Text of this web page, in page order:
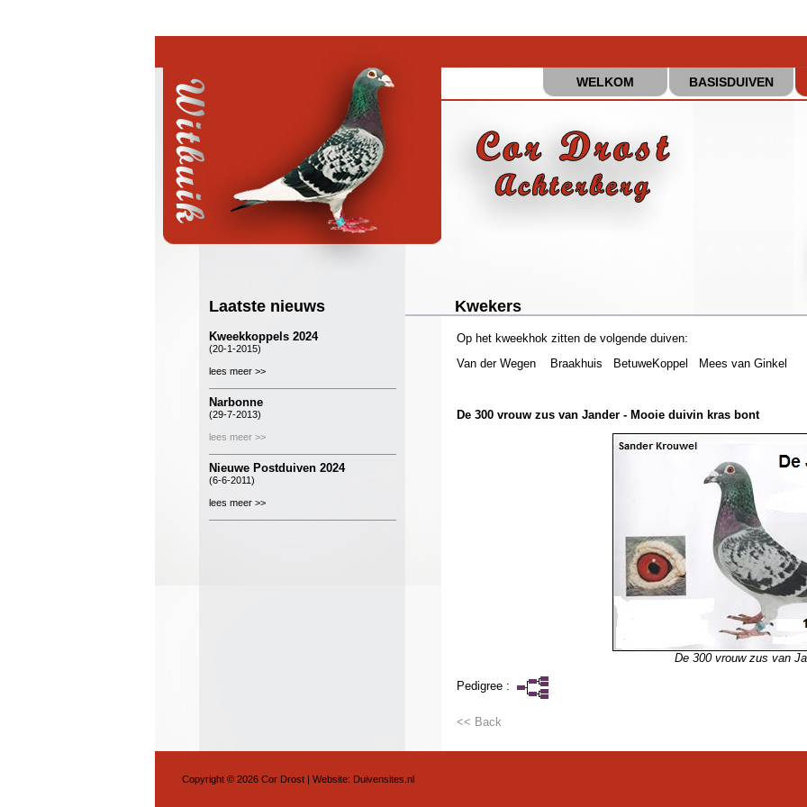
Laatste nieuws
WELKOM BASISDUIVEN
Kwekers
Kweekkoppels 2024
(20-1-2015)
lees meer >>
Narbonne
(29-7-2013)
lees meer >>
Nieuwe Postduiven 2024
(6-6-2011)
lees meer >>
Op het kweekhok zitten de volgende duiven:
Van der Wegen Braakhuis BetuweKoppel Mees van Ginkel
De 300 vrouw zus van Jander - Mooie duivin kras bont
De 300 vrouw zus van
Pedigree :
<< Back
Copyright © 2026 Cor Drost | Website: Duivensites.nl